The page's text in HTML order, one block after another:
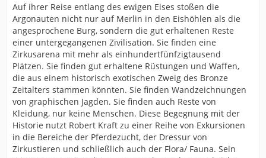
Auf ihrer Reise entlang des ewigen Eises stoßen die
Argonauten nicht nur auf Merlin in den Eishöhlen als die
angesprochene Burg, sondern die gut erhaltenen Reste
einer untergegangenen Zivilisation. Sie finden eine
Zirkusarena mit mehr als einhundertfünfzigtausend
Plätzen. Sie finden gut erhaltene Rüstungen und Waffen,
die aus einem historisch exotischen Zweig des Bronze
Zeitalters stammen könnten. Sie finden Wandzeichnungen
von graphischen Jagden. Sie finden auch Reste von
Kleidung, nur keine Menschen. Diese Begegnung mit der
Historie nutzt Robert Kraft zu einer Reihe von Exkursionen
in die Bereiche der Pferdezucht, der Dressur von
Zirkustieren und schließlich auch der Flora/ Fauna. Sein